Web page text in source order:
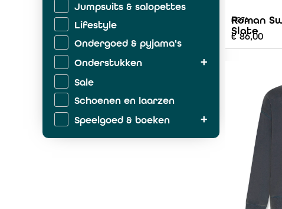
Jumpsuits & salopettes
Lifestyle
Ondergoed & pyjama's
Onderstukken
Sale
Schoenen en laarzen
Speelgoed & boeken
Zwemkleding
AO76
Roman
Slate
€86,00